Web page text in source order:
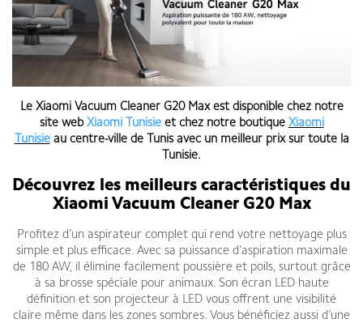
Le Xiaomi Vacuum Cleaner G20 Max est disponible chez notre
site web Xiaomi Tunisieet chez notre boutique Xiaomi
Tunisieau centre-ville de Tunis avec un meilleur prix sur toute la
Tunisie.
Découvrez les meilleurs caractéristiques du
Xiaomi Vacuum Cleaner G20 Max
Profitez d’un aspirateur complet qui rend votre nettoyage plus
simple et plus efficace. Avec sa puissance d’aspiration maximale
de 180 AW, il élimine facilement poussière et poils, surtout grâce
à sa brosse spéciale pour animaux. Son écran LED haute
définition et son projecteur à LED vous offrent une visibilité
claire même dans les zones sombres. Vous bénéficiez aussi d’une